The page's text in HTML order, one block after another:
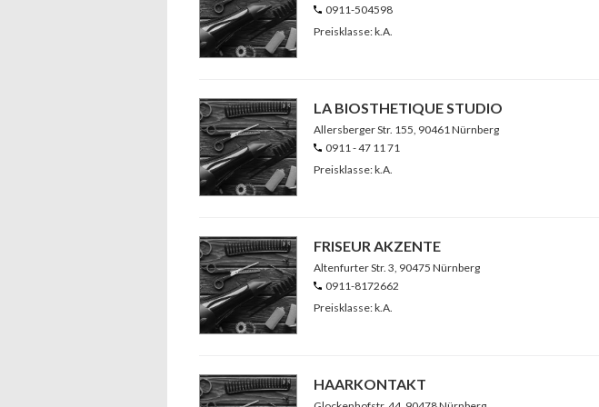
0911-504598
Preisklasse: k.A.
LA BIOSTHETIQUE STUDIO
Allersberger Str. 155, 90461 Nürnberg
0911 - 47 11 71
Preisklasse: k.A.
FRISEUR AKZENTE
Altenfurter Str. 3, 90475 Nürnberg
0911-8172662
Preisklasse: k.A.
HAARKONTAKT